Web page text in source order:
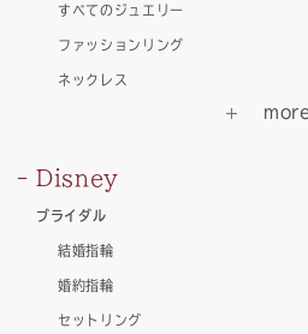
すべてのジュエリー
ファッションリング
ネックレス
Disney
ブライダル
結婚指輪
婚約指輪
セットリング